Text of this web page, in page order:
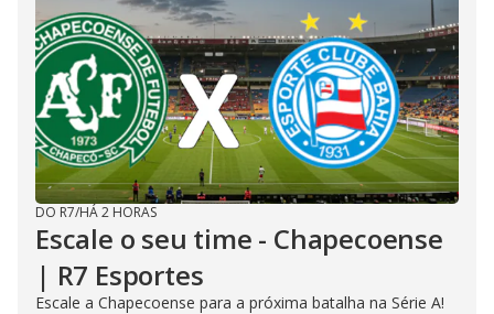
DO R7/HÁ 2 HORAS
Escale o seu time - Chapecoense
| R7 Esportes
Escale a Chapecoense para a próxima batalha na Série A!